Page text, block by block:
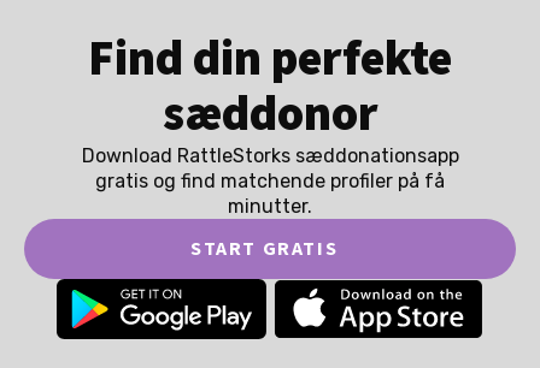
Find din perfekte
sæddonor
Download RattleStorks sæddonationsapp
gratis og find matchende profiler på få
minutter.
START GRATIS